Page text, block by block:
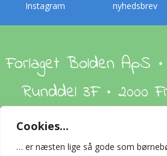
Cookies...
… er næsten lige så gode som
Instagram
nyhedsbrev
Forlaget Bolden ApS
Runddel 3F • 2000
Om os